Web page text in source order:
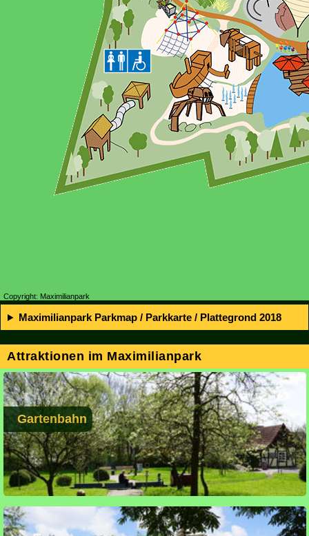
Copyright: Maximilianpark
Maximilianpark Parkmap / Parkkarte / Plattegrond 2018
Attraktionen im Maximilianpark
Gartenbahn